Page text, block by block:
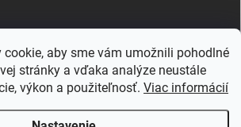
cookie, aby sme vám umožnili pohodlné
stránky a vďaka analýze neustále
výkon a použiteľnosť. Viac informácií